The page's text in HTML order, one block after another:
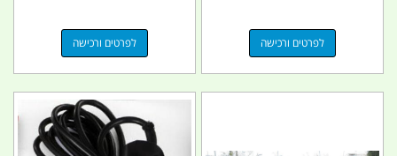
לפרטים ורכישה לפרטים ורכישה